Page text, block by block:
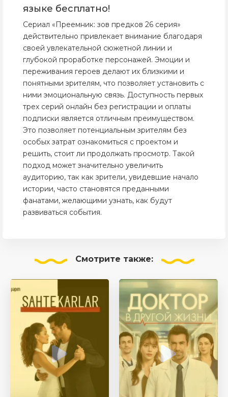
языке бесплатно!
Сериал «Преемник: зов предков 26 серия»
действительно привлекает внимание благодаря
своей увлекательной сюжетной линии и
глубокой проработке персонажей. Эмоции и
переживания героев делают их близкими и
понятными зрителям, что позволяет установить с
ними эмоциональную связь. Доступность первых
трех серий онлайн без регистрации и оплаты
подписки является отличным преимуществом.
Это позволяет потенциальным зрителям без
особых затрат ознакомиться с проектом и
решить, стоит ли продолжать просмотр. Такой
подход может значительно увеличить
аудиторию, так как зрители, увидевшие начало
истории, часто становятся преданными
фанатами, желающими узнать, как будут
развиваться события.
Смотрите также: